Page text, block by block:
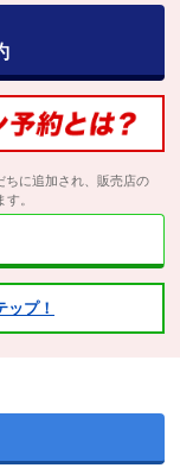
ちに追加され、販売店の
。
プ！